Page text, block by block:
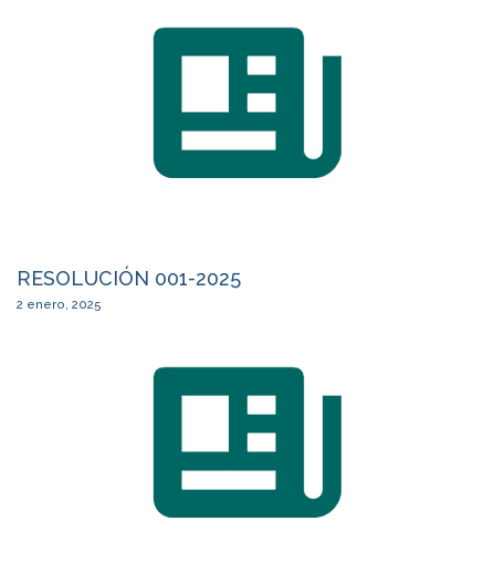
RESOLUCIÓN 001-2025
2 enero, 2025